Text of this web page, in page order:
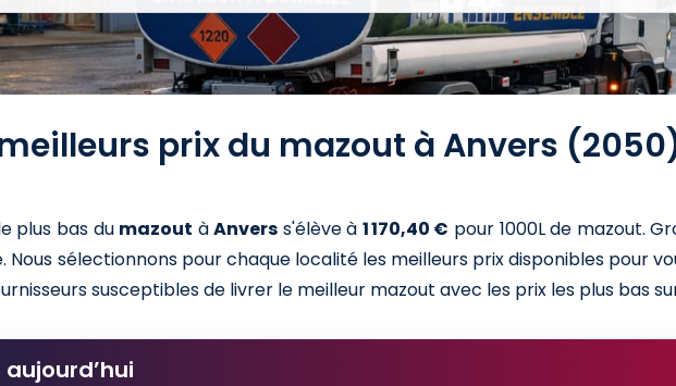
prix du mazout à Anvers
plus bas du mazout àAnvers s'élève à 1 170,40 € pour 1000L de mazout.
Nous sélectionnons pour chaque localité les meilleurs prix disponibles pour
susceptibles de livrer le meilleur mazout avec les prix les plus bas